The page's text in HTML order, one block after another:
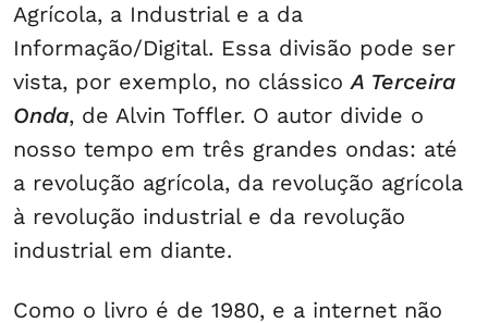
Agrícola, a Industrial e a da
Informação/Digital. Essa divisão pode ser
vista, por exemplo, no clássicoA Terceira
Onda, de Alvin Toffler. O autor divide o
nosso tempo em três grandes ondas: até
a revolução agrícola, da revolução agrícola
à revolução industrial e da revolução
industrial em diante.
Como o livro é de 1980, e a internet não